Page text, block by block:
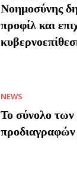
Νοημοσύνης
προφίλ και
NEWS
Το σύνολο των